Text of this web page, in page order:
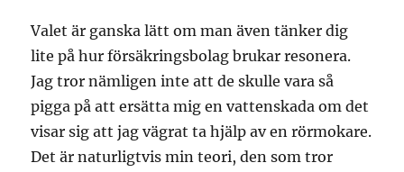
Valet är ganska lätt om man även tänker dig
lite på hur försäkringsbolag brukar resonera.
Jag tror nämligen inte att de skulle vara så
pigga på att ersätta mig en vattenskada om det
visar sig att jag vägrat ta hjälp av en rörmokare.
Det är naturligtvis min teori, den som tror